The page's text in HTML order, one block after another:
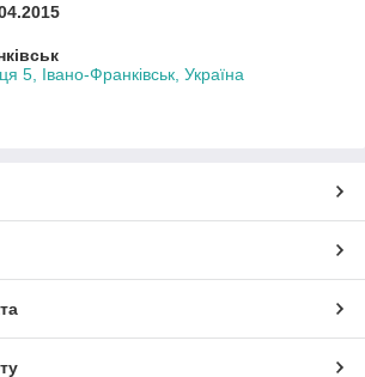
5, Івано-Франківськ, Україна